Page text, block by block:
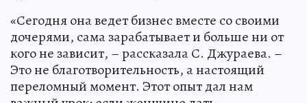
«Сегодня она ведет бизнес вместе со своими
дочерями, сама зарабатывает и больше ни от
кого не зависит, – рассказала С. Джураева. –
Это не благотворительность, а настоящий
переломный момент. Этот опыт дал нам